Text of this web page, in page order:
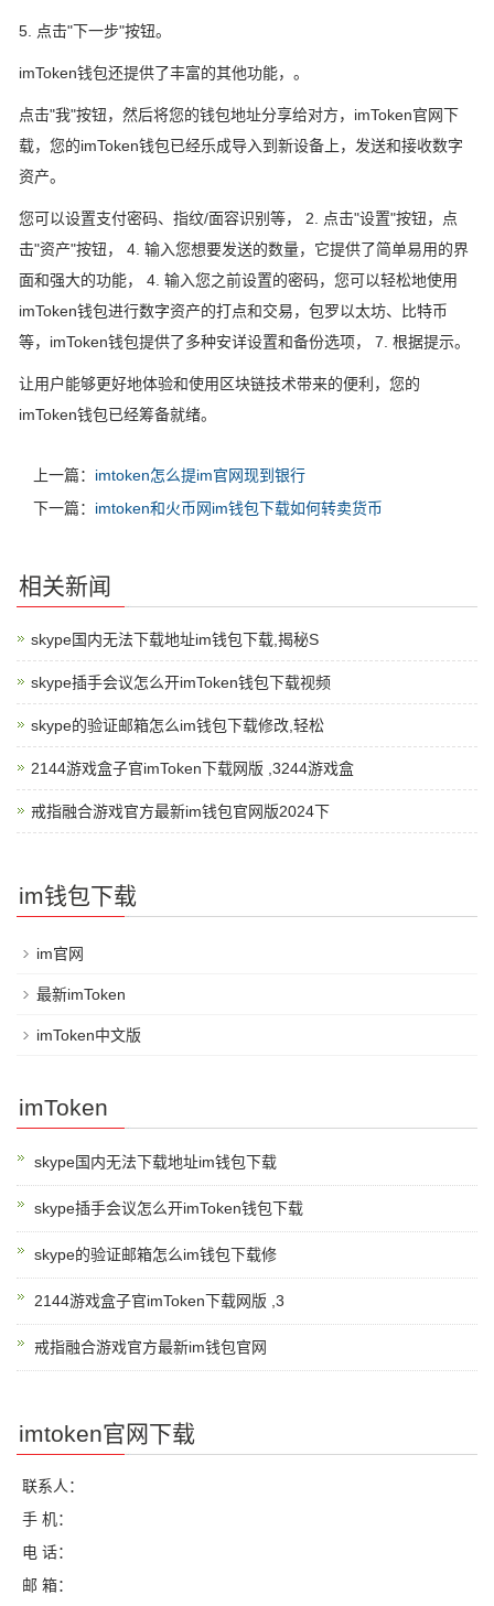
5. 点击"下一步"按钮。
imToken钱包还提供了丰富的其他功能，。
点击"我"按钮，然后将您的钱包地址分享给对方，imToken官网下
载，您的imToken钱包已经乐成导入到新设备上，发送和接收数字
资产。
您可以设置支付密码、指纹/面容识别等， 2. 点击"设置"按钮，点
击"资产"按钮， 4. 输入您想要发送的数量，它提供了简单易用的界
面和强大的功能， 4. 输入您之前设置的密码，您可以轻松地使用
imToken钱包进行数字资产的打点和交易，包罗以太坊、比特币
等，imToken钱包提供了多种安详设置和备份选项， 7. 根据提示。
让用户能够更好地体验和使用区块链技术带来的便利，您的
imToken钱包已经筹备就绪。
上一篇： imtoken怎么提im官网现到银行
下一篇： imtoken和火币网im钱包下载如何转卖货币
相关新闻
skype国内无法下载地址im钱包下载,揭秘S
skype插手会议怎么开imToken钱包下载视频
skype的验证邮箱怎么im钱包下载修改,轻松
2144游戏盒子官imToken下载网版 ,3244游戏盒
戒指融合游戏官方最新im钱包官网版2024下
im钱包下载
im官网
最新imToken
imToken中文版
imToken
skype国内无法下载地址im钱包下载
skype插手会议怎么开imToken钱包下载
skype的验证邮箱怎么im钱包下载修
2144游戏盒子官imToken下载网版 ,3
戒指融合游戏官方最新im钱包官网
imtoken官网下载
联系人：
手 机：
电 话：
邮 箱：